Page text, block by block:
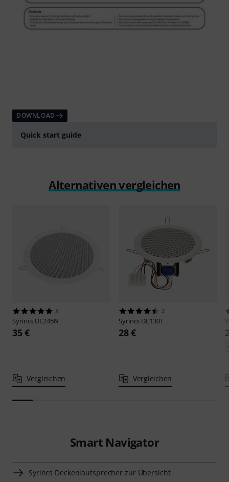
DOWNLOAD
Quick start guide
Alternativen vergleichen
3
Syrincs DE245N
35 €
Vergleichen
2
Syrincs DE130T
28 €
Vergleichen
Smart Navigator
Syrincs Deckenlautsprecher zur Übersicht